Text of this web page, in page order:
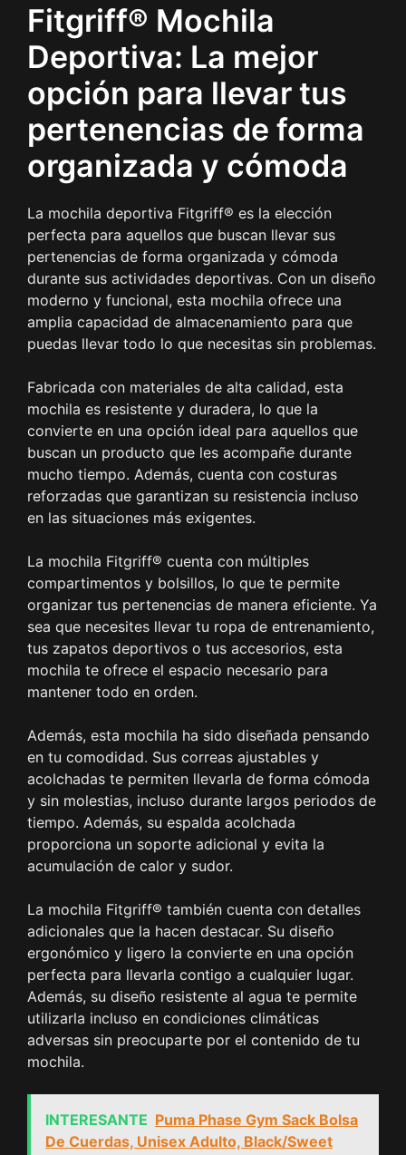
Fitgriff® Mochila
Deportiva: La mejor
opción para llevar tus
pertenencias de forma
organizada y cómoda
La mochila deportiva Fitgriff® es la elección
perfecta para aquellos que buscan llevar sus
pertenencias de forma organizada y cómoda
durante sus actividades deportivas. Con un diseño
moderno y funcional, esta mochila ofrece una
amplia capacidad de almacenamiento para que
puedas llevar todo lo que necesitas sin problemas.
Fabricada con materiales de alta calidad, esta
mochila es resistente y duradera, lo que la
convierte en una opción ideal para aquellos que
buscan un producto que les acompañe durante
mucho tiempo. Además, cuenta con costuras
reforzadas que garantizan su resistencia incluso
en las situaciones más exigentes.
La mochila Fitgriff® cuenta con múltiples
compartimentos y bolsillos, lo que te permite
organizar tus pertenencias de manera eficiente. Ya
sea que necesites llevar tu ropa de entrenamiento,
tus zapatos deportivos o tus accesorios, esta
mochila te ofrece el espacio necesario para
mantener todo en orden.
Además, esta mochila ha sido diseñada pensando
en tu comodidad. Sus correas ajustables y
acolchadas te permiten llevarla de forma cómoda
y sin molestias, incluso durante largos periodos de
tiempo. Además, su espalda acolchada
proporciona un soporte adicional y evita la
acumulación de calor y sudor.
La mochila Fitgriff® también cuenta con detalles
adicionales que la hacen destacar. Su diseño
ergonómico y ligero la convierte en una opción
perfecta para llevarla contigo a cualquier lugar.
Además, su diseño resistente al agua te permite
utilizarla incluso en condiciones climáticas
adversas sin preocuparte por el contenido de tu
mochila.
INTERESANTE Puma Phase Gym Sack Bolsa
De Cuerdas, Unisex Adulto, Black/Sweet